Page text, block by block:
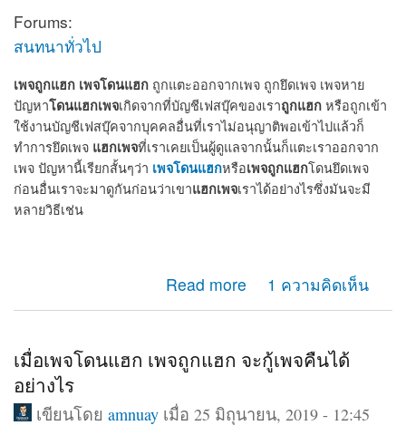
Forums:
สนทนาทั่วไป
เพจถูกแฮก เพจโดนแฮก ถูกแตะออกจากเพจ ถูกยึดเพจ เพจหาย
ปัญหาโดนแฮกเพจเกิดจากที่บัญชีเฟสบุ๊คของเราถูกแฮก หรือถูกเข้า
ใช้งานบัญชีเฟสบุ๊คจากบุคคลอื่นที่เราไม่อนุญาติพอเข้าไปแล้วก็
ทำการยึดเพจ แฮกเพจที่เราเคยเป็นผู้ดูแลจากนั้นก็แตะเราออกจาก
เพจ ปัญหานี้เรียกสั้นๆว่า เพจโดนแฮกหรือเพจถูกแฮกโดนยึดเพจ
ก่อนอื่นเราจะมาดูกันก่อนว่าเขาแฮกเพจเราได้อย่างไรซึ่งมันจะมี
หลายวิธีเช่น
Read more
about เพจถูกแฮก โดนแฮก ถูกยึดเพจ แตะออกจากแอดมิน
เพจ จะกู้คืนได้หรือไม่
1 ความคิดเห็น
เมื่อเพจโดนแฮก เพจถูกแฮก จะกู้เพจคืนได้
อย่างไร
เขียนโดย amnuay เมื่อ 25 มิถุนายน, 2019 - 12:45